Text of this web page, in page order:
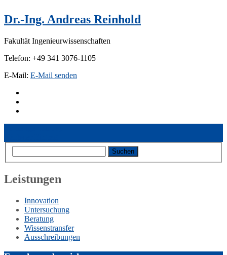
Dr.-Ing. Andreas Reinhold
Fakultät Ingenieurwissenschaften
Telefon: +49 341 3076-1105
E-Mail: E-Mail senden
Leistungen
Innovation
Untersuchung
Beratung
Wissenstransfer
Ausschreibungen